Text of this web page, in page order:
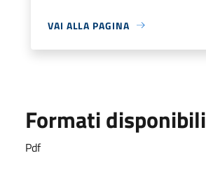
VAI ALLA PAGINA
Formati disponibili
Pdf